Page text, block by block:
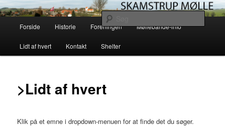
Fortsæt
til
primært
Skamstrup Mølle
Skamstrup Møllelaug driver og vedligeholder den gamle vindmølle i
Skamstrup på vestsjælland. Læs her om møllens historie og mekanik eller
book en overnatning med en helt unik solopgang i en af vores shelters.
Søg
Forside Historie Foreningen Møllebande-info
Lidt af hvert Kontakt Shelter
>Lidt af hvert
Klik på et emne i dropdown-menuen for at finde det du søger.